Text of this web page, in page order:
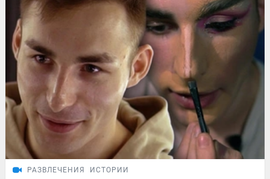
РАЗВЛЕЧЕНИЯ ИСТОРИИ